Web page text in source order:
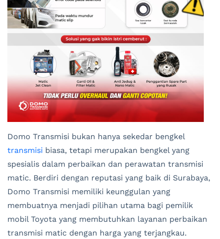
Domo Transmisi bukan hanya sekedar bengkel
transmisi biasa, tetapi merupakan bengkel yang
spesialis dalam perbaikan dan perawatan transmisi
matic. Berdiri dengan reputasi yang baik di Surabaya,
Domo Transmisi memiliki keunggulan yang
membuatnya menjadi pilihan utama bagi pemilik
mobil Toyota yang membutuhkan layanan perbaikan
transmisi matic dengan harga yang terjangkau.